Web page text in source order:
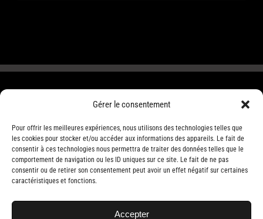
Gérer le consentement
Pour offrir les meilleures expériences, nous utilisons des technologies telles que
les cookies pour stocker et/ou accéder aux informations des appareils. Le fait de
consentir à ces technologies nous permettra de traiter des données telles que le
comportement de navigation ou les ID uniques sur ce site. Le fait de ne pas
consentir ou de retirer son consentement peut avoir un effet négatif sur certaines
caractéristiques et fonctions.
Accepter